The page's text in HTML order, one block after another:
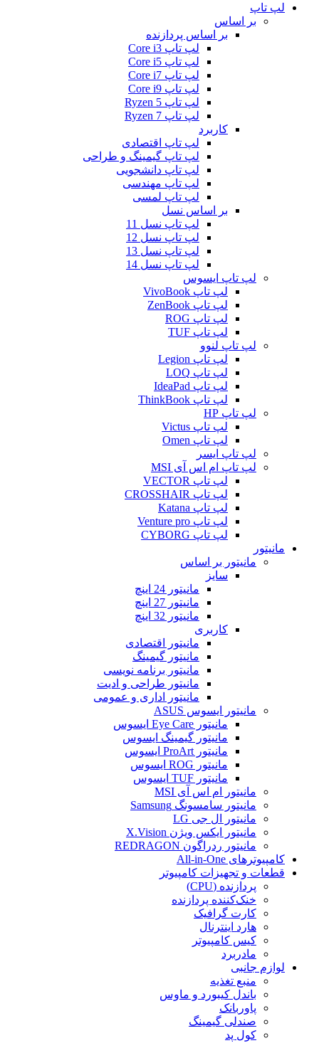
لپ تاپ
بر اساس
بر اساس پردازنده
لپ تاپ Core i3
لپ تاپ Core i5
لپ تاپ Core i7
لپ تاپ Core i9
لپ تاپ Ryzen 5
لپ تاپ Ryzen 7
کاربرد
لپ تاپ اقتصادی
لپ تاپ گیمینگ و طراحی
لپ تاپ دانشجویی
لپ تاپ مهندسی
لپ تاپ لمسی
بر اساس نسل
لپ تاپ نسل 11
لپ تاپ نسل 12
لپ تاپ نسل 13
لپ تاپ نسل 14
لپ تاپ ایسوس
لپ تاپ VivoBook
لپ تاپ ZenBook
لپ تاپ ROG
لپ تاپ TUF
لپ تاپ لنوو
لپ تاپ Legion
لپ تاپ LOQ
لپ تاپ IdeaPad
لپ تاپ ThinkBook
لپ تاپ HP
لپ تاپ Victus
لپ تاپ Omen
لپ تاپ ایسر
لپ تاپ ام اس آی MSI
لپ تاپ VECTOR
لپ تاپ CROSSHAIR
لپ تاپ Katana
لپ تاپ Venture pro
لپ تاپ CYBORG
مانیتور
مانیتور بر اساس
سایز
مانیتور 24 اینچ
مانیتور 27 اینچ
مانیتور 32 اینچ
کاربری
مانیتور اقتصادی
مانیتور گیمینگ
مانیتور برنامه نویسی
مانیتور طراحی و ادیت
مانیتور اداری و عمومی
مانیتور ایسوس ASUS
مانیتور Eye Care ایسوس
مانیتور گیمینگ ایسوس
مانیتور ProArt ایسوس
مانیتور ROG ایسوس
مانیتور TUF ایسوس
مانیتور ام اس آی MSI
مانیتور سامسونگ Samsung
مانیتور ال جی LG
مانیتور ایکس ویژن X.Vision
مانیتور ردراگون REDRAGON
کامپیوترهای All-in-One
قطعات و تجهیزات کامپیوتر
پردازنده (CPU)
خنک‌کننده پردازنده
کارت گرافیک
هارد اینترنال
کیس کامپیوتر
مادربرد
لوازم جانبی
منبع تغذیه
باندل کیبورد و ماوس
پاوربانک
صندلی گیمینگ
کول پد